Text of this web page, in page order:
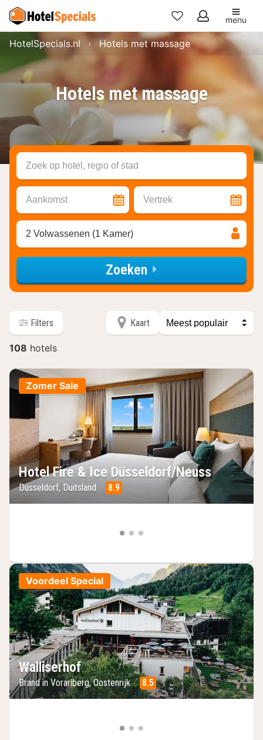
Mijn
favorieten
menu
Hotels met massage
HotelSpecials.nl Hotels met massage
Zoek op hotel, regio of stad
Aankomst Vertrek
2 Volwassenen (1 Kamer)
Zoeken
Filters Kaart
Sorteer
op
108 hotels
hotels
Zomer Sale
Hotel Fire & Ice Düsseldorf/Neuss
Düsseldorf, Duitsland 8.9
Voordeel Special
Walliserhof
Brand in Vorarlberg, Oostenrijk 8.5